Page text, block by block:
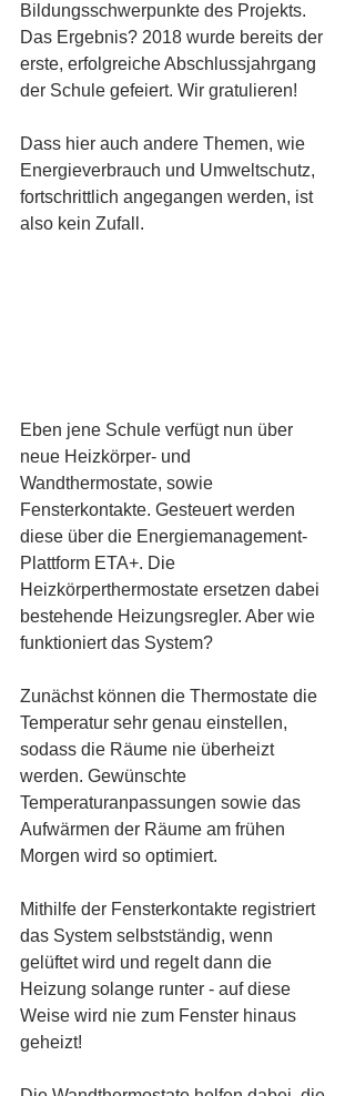
Bildungsschwerpunkte des Projekts.
Das Ergebnis? 2018 wurde bereits der
erste, erfolgreiche Abschlussjahrgang
der Schule gefeiert. Wir gratulieren!
Dass hier auch andere Themen, wie
Energieverbrauch und Umweltschutz,
fortschrittlich angegangen werden, ist
also kein Zufall.
Eben jene Schule verfügt nun über
neue Heizkörper- und
Wandthermostate, sowie
Fensterkontakte. Gesteuert werden
diese über die Energiemanagement-
Plattform ETA+. Die
Heizkörperthermostate ersetzen dabei
bestehende Heizungsregler. Aber wie
funktioniert das System?
Zunächst können die Thermostate die
Temperatur sehr genau einstellen,
sodass die Räume nie überheizt
werden. Gewünschte
Temperaturanpassungen sowie das
Aufwärmen der Räume am frühen
Morgen wird so optimiert.
Mithilfe der Fensterkontakte registriert
das System selbstständig, wenn
gelüftet wird und regelt dann die
Heizung solange runter - auf diese
Weise wird nie zum Fenster hinaus
geheizt!